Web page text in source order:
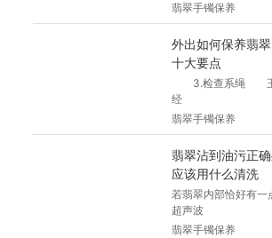
翡翠手镯保养
外出如何保养翡
十大要点
3.检查系绳 玉
经
翡翠手镯保养
翡翠沾到油污正
应该用什么清洗
若翡翠内部恰好有一
超声波
翡翠手镯保养